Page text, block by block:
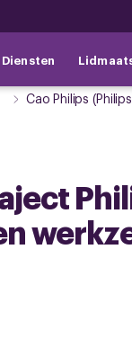
Diensten
Cao Philips